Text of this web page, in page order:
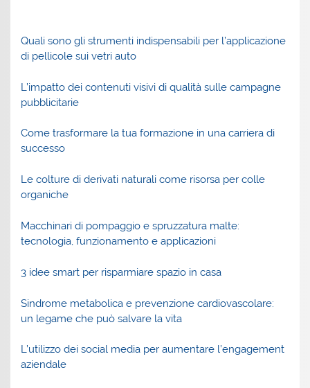
Quali sono gli strumenti indispensabili per l’applicazione
di pellicole sui vetri auto
L’impatto dei contenuti visivi di qualità sulle campagne
pubblicitarie
Come trasformare la tua formazione in una carriera di
successo
Le colture di derivati naturali come risorsa per colle
organiche
Macchinari di pompaggio e spruzzatura malte:
tecnologia, funzionamento e applicazioni
3 idee smart per risparmiare spazio in casa
Sindrome metabolica e prevenzione cardiovascolare:
un legame che può salvare la vita
L’utilizzo dei social media per aumentare l’engagement
aziendale